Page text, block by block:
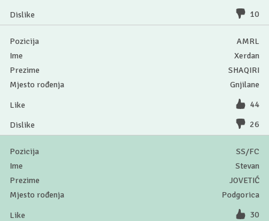
10
AMRL
Xerdan
SHAQIRI
Gnjilane
44
26
SS/FC
Stevan
JOVETIĆ
Podgorica
30